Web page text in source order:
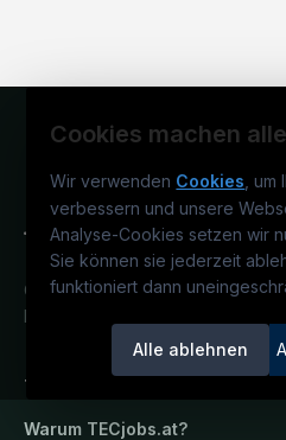
Cookies machen
Wir verwenden Cookies ,
verbessern und unsere
Analyse-Cookies setzen wir
Sie können sie jederzeit
funktioniert dann
Alle ablehnen
Österreichs technisches
Ein Service der candidatis GmbH.
TECjobs.at
Warum TECjobs.at?